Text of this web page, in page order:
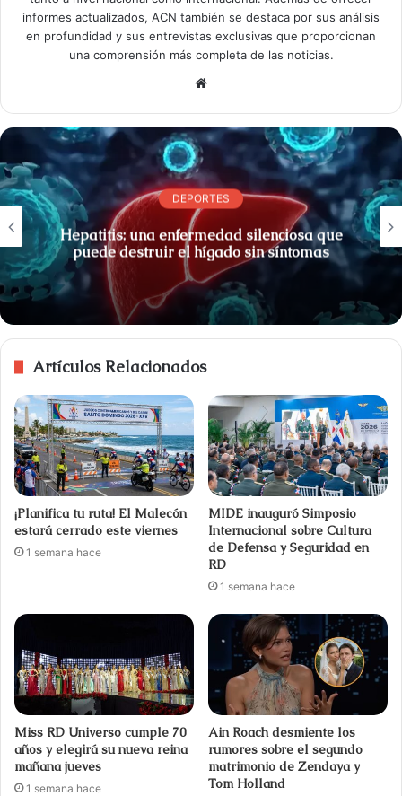
informes actualizados, ACN también se destaca por sus análisis
en profundidad y sus entrevistas exclusivas que proporcionan
una comprensión más completa de las noticias.
t
i
o
w
e
b
DEPORTES
Hepatitis: una enfermedad silenciosa que
puede destruir el hígado sin síntomas
Artículos Relacionados
¡Planifica tu ruta! El Malecón
estará cerrado este viernes
1 semana hace
MIDE inauguró Simposio
Internacional sobre Cultura
de Defensa y Seguridad en
RD
1 semana hace
Miss RD Universo cumple 70
años y elegirá su nueva reina
mañana jueves
1 semana hace
Ain Roach desmiente los
rumores sobre el segundo
matrimonio de Zendaya y
Tom Holland